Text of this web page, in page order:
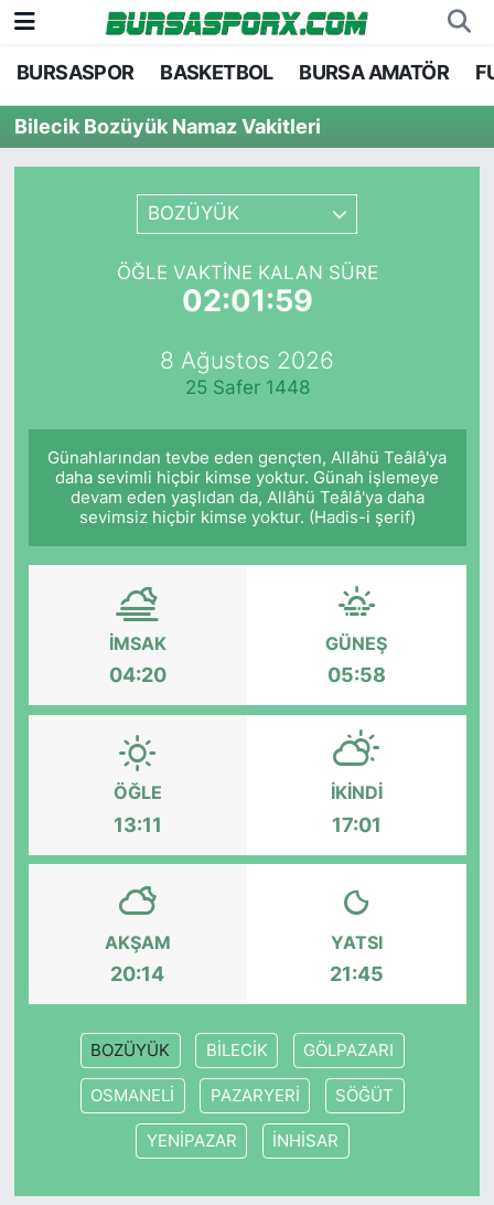
BURSASPOR BASKETBOL BURSA AMATÖR
Bilecik Bozüyük Namaz Vakitleri
BOZÜYÜK
ÖĞLE VAKTINE KALAN SÜRE
02:01:59
8 Ağustos 2026
25 Safer 1448
Günahlarından tevbe eden gençten, Allâhü Teâlâ'ya
daha sevimli hiçbir kimse yoktur. Günah işlemeye
devam eden yaşlıdan da, Allâhü Teâlâ'ya daha
sevimsiz hiçbir kimse yoktur. (Hadis-i şerif)
İMSAK
04:20
GÜNEŞ
05:58
ÖĞLE
13:11
İKINDI
17:01
AKŞAM
20:14
YATSI
21:45
BOZÜYÜK BİLECİK GÖLPAZARI
OSMANELİ PAZARYERİ SÖĞÜT
YENİPAZAR İNHİSAR
Bursaspor
Futbol
Basketbol
Bursa Nöbetçi Eczaneler
Bursa Hava Durumu
Bursa Namaz Vakitleri
TFF 1.Lig Puan Durumu ve Fikstür
Tüm Manşetler
Haber Arşivi